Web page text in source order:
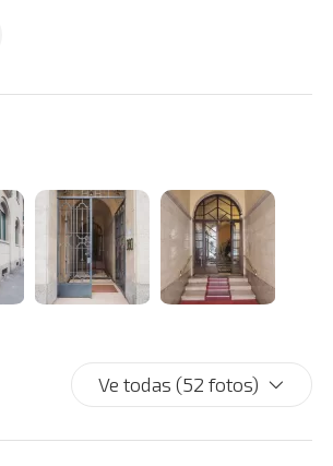
Ve todas (52 fotos)